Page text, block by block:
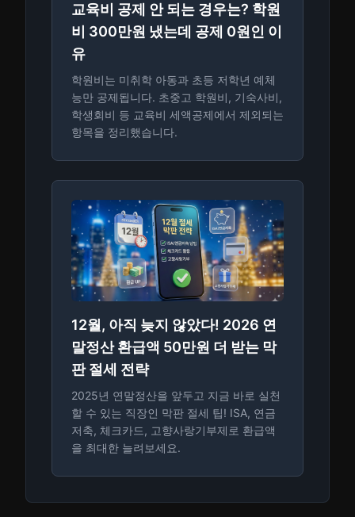
교육비 공제 안 되는 경우는? 학원
비 300만원 냈는데 공제 0원인 이
유
학원비는 미취학 아동과 초등 저학년 예체
능만 공제됩니다. 초중고 학원비, 기숙사비,
학생회비 등 교육비 세액공제에서 제외되는
항목을 정리했습니다.
12월, 아직 늦지 않았다! 2026 연
말정산 환급액 50만원 더 받는 막
판 절세 전략
2025년 연말정산을 앞두고 지금 바로 실천
할 수 있는 직장인 막판 절세 팁! ISA, 연금
저축, 체크카드, 고향사랑기부제로 환급액
을 최대한 늘려보세요.